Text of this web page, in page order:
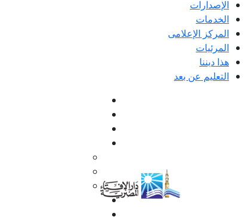
الإصدارات
الخدمات
المركز الإعلامى
المرئيات
هذا ديننا
التعليم عن بعد